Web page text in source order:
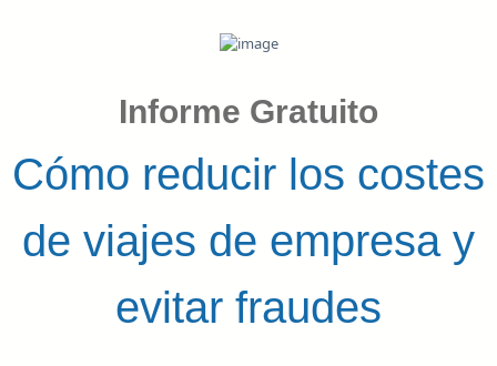
Informe Gratuito
Cómo reducir los costes
de viajes de empresa y
evitar fraudes